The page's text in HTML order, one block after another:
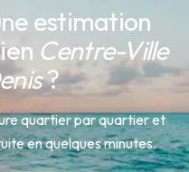
estimation
Centre-Ville
?
quartier par quartier et
en quelques minutes.